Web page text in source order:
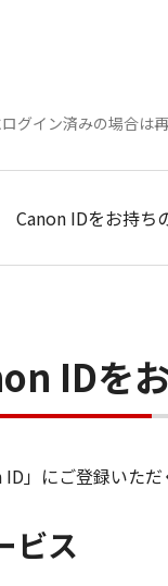
グイン済みの場合は
Canon IDをお持ち
IDを
ID」にご登録いた
ビス